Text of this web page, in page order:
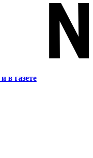
и в газете